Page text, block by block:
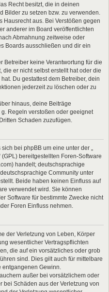
Recht besitzt, die in deinen
Bilder zu setzen bzw. zu verwenden.
Hausrecht aus. Bei Verstößen gegen
anderer im Board veröffentlichten
Abmahnung zeitweise oder
Boards ausschließen und dir ein
Betreiber keine Verantwortung für die
die er nicht selbst erstellt hat oder die
Du gestattest dem Betreiber, dein
jederzeit zu löschen oder zu
hinaus, deine Beiträge
Regeln verstoßen oder geeignet
Schaden zuzufügen.
bei phpBB um eine unter der „
(GPL) bereitgestellten Foren-Software
handelt; deutschsprachige
Community unter
Beide haben keinen Einfluss auf
verwendet wird. Sie können
Software für bestimmte Zwecke nicht
Foren Einfluss nehmen.
der Verletzung von Leben, Körper
wesentlicher Vertragspflichten
die auf ein vorsätzliches oder grob
sind. Dies gilt auch für mittelbare
Gewinn.
außer bei vorsätzlichem oder
bei Schäden aus der Verletzung von